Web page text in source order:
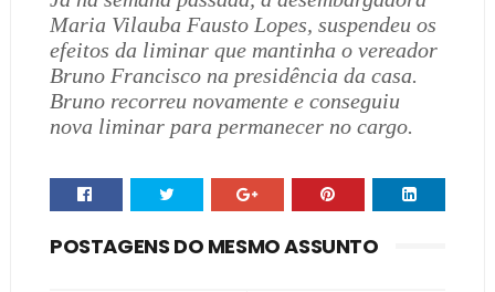
Maria Vilauba Fausto Lopes, suspendeu os
efeitos da liminar que mantinha o vereador
Bruno Francisco na presidência da casa.
Bruno recorreu novamente e conseguiu
nova liminar para permanecer no cargo.
POSTAGENS DO MESMO ASSUNTO